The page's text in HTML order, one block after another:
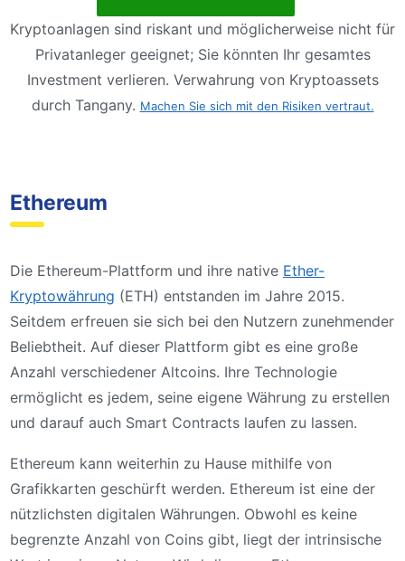
Kryptoanlagen sind riskant und möglicherweise nicht für
Privatanleger geeignet; Sie könnten Ihr gesamtes
Investment verlieren. Verwahrung von Kryptoassets
durch Tangany. Machen Sie sich mit den Risiken vertraut.
Ethereum
Die Ethereum-Plattform und ihre native Ether-
Kryptowährung (ETH) entstanden im Jahre 2015.
Seitdem erfreuen sie sich bei den Nutzern zunehmender
Beliebtheit. Auf dieser Plattform gibt es eine große
Anzahl verschiedener Altcoins. Ihre Technologie
ermöglicht es jedem, seine eigene Währung zu erstellen
und darauf auch Smart Contracts laufen zu lassen.
Ethereum kann weiterhin zu Hause mithilfe von
Grafikkarten geschürft werden. Ethereum ist eine der
nützlichsten digitalen Währungen. Obwohl es keine
begrenzte Anzahl von Coins gibt, liegt der intrinsische